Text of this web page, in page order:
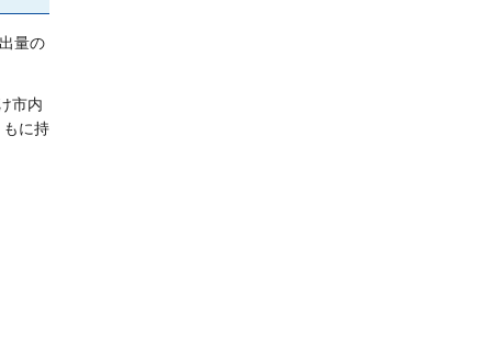
量の
市内
に持